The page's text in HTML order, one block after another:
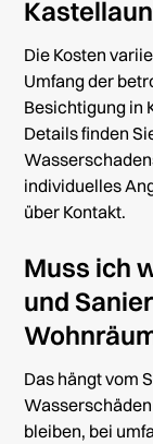
Die Kosten
Umfang der
Besichtigung in
Details finden
individuelles
über Kontakt.
Muss ich
und
Das hängt vom
bleiben, bei